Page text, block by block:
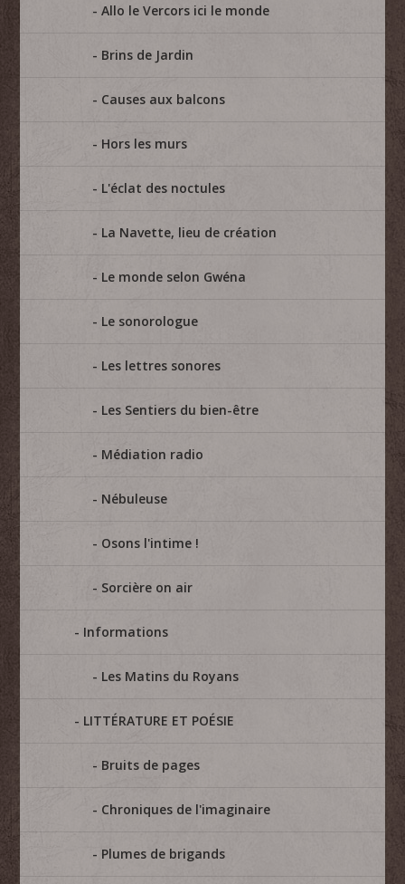
Allo le Vercors ici le monde
Brins de Jardin
Causes aux balcons
Hors les murs
L'éclat des noctules
La Navette, lieu de création
Le monde selon Gwéna
Le sonorologue
Les lettres sonores
Les Sentiers du bien-être
Médiation radio
Nébuleuse
Osons l'intime !
Sorcière on air
Informations
Les Matins du Royans
LITTÉRATURE ET POÉSIE
Bruits de pages
Chroniques de l'imaginaire
Plumes de brigands